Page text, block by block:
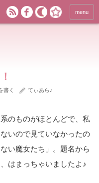
menu
書く てぃあら♪
のものがほとんどで、私
いので見ていなかったの
い魔女たち」。題名から
はまっちゃいましたよ♪